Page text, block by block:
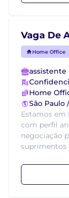
Vaga De
Home Office
assistente
Home
São Paulo
Estamos em
com perfil
negociação
suprimentos